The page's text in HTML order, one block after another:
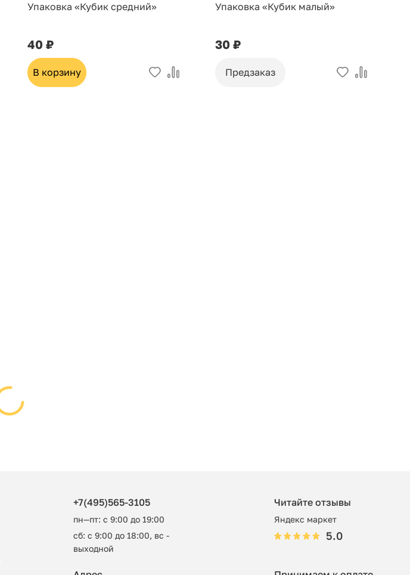
Упаковка «Кубик средний»
40 ₽
В корзину
Упаковка «Кубик малый»
30 ₽
Предзаказ
+7(495)565-3105
пн—пт: с 9:00 до 19:00
сб: с 9:00 до 18:00, вс -
выходной
Читайте отзывы
Яндекс маркет
5.0